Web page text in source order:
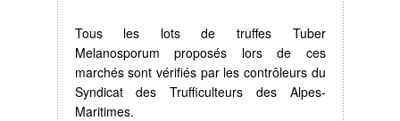
Tous les lots de truffes Tuber
Melanosporum proposés lors de ces
marchés sont vérifiés par les contrôleurs du
Syndicat des Trufficulteurs des Alpes-
Maritimes.